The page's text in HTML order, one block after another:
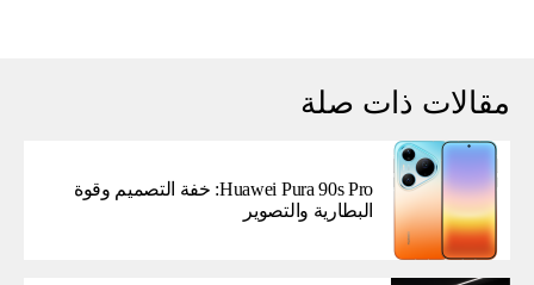
مقالات ذات صلة
Huawei Pura 90s Pro: خفة التصميم وقوة
البطارية والتصوير